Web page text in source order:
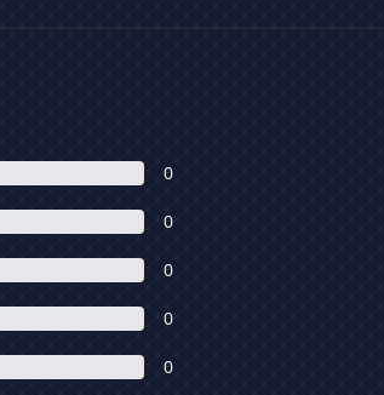
0
0
0
0
0